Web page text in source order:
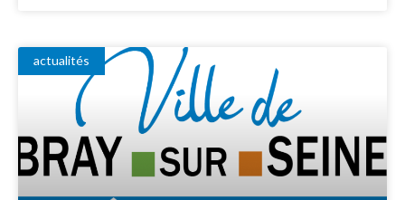
actualités